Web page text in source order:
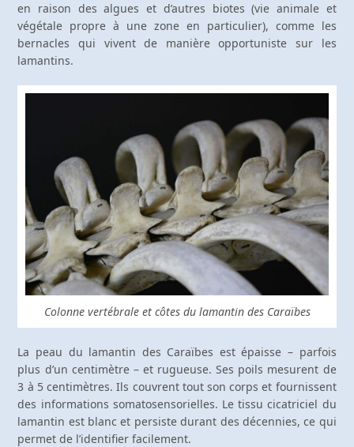
en raison des algues et d’autres biotes (vie animale et
végétale propre à une zone en particulier), comme les
bernacles qui vivent de manière opportuniste sur les
lamantins.
Colonne vertébrale et côtes du lamantin des Caraïbes
La peau du lamantin des Caraïbes est épaisse – parfois
plus d’un centimètre – et rugueuse. Ses poils mesurent de
3 à 5 centimètres. Ils couvrent tout son corps et fournissent
des informations somatosensorielles. Le tissu cicatriciel du
lamantin est blanc et persiste durant des décennies, ce qui
permet de l’identifier facilement.